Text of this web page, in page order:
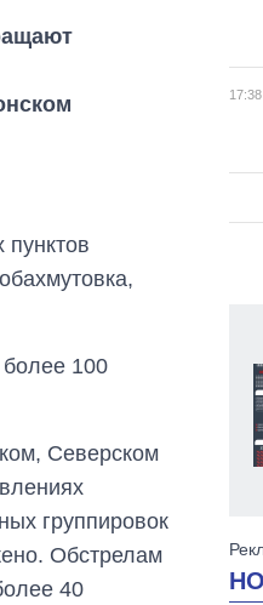
более 100
Северском
группировок
Обстрелам
40
17:38
Сколько
время большой
войны